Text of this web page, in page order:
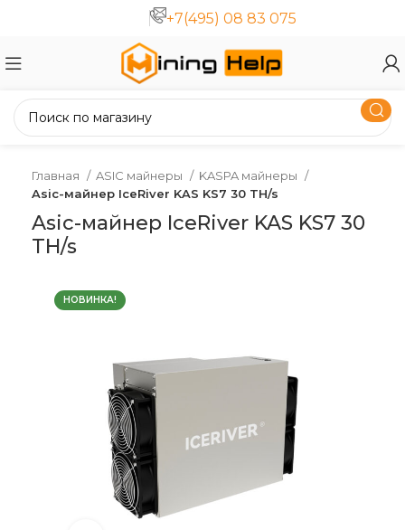
+7(495) 08 83 075
Главная ASIC майнеры
KASPA майнеры
Asic-майнер IceRiver KAS KS7 30 TH/s
Asic-майнер IceRiver KAS KS7 30
TH/s
НОВИНКА!